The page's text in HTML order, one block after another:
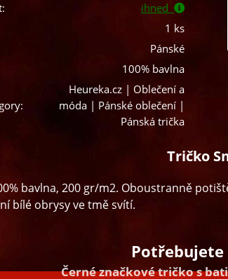
ihned
1 ks
Pánské
100% bavlna
Heureka.cz | Oblečení a
móda | Pánské oblečení |
Pánská trička
Tričko
bavlna, 200 gr/m2. Oboustranně
bílé obrysy ve tmě svítí.
Černé značkové tričko s